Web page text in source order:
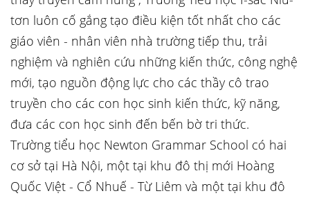
tơn luôn cố gắng tạo điều kiện tốt nhất cho các
giáo viên - nhân viên nhà trường tiếp thu, trải
nghiệm và nghiên cứu những kiến thức, công nghệ
mới, tạo nguồn động lực cho các thầy cô trao
truyền cho các con học sinh kiến thức, kỹ năng,
đưa các con học sinh đến bến bờ tri thức.
Trường tiểu học Newton Grammar School có hai
cơ sở tại Hà Nội, một tại khu đô thị mới Hoàng
Quốc Việt - Cổ Nhuế - Từ Liêm và một tại khu đô